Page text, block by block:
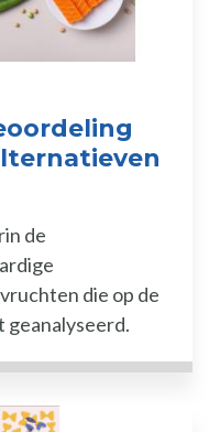
de
die op de
geanalyseerd.